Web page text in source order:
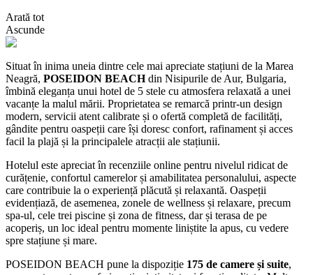
Arată tot
Ascunde
Situat în inima uneia dintre cele mai apreciate stațiuni de la Marea
Neagră, POSEIDON BEACHdin Nisipurile de Aur, Bulgaria,
îmbină eleganța unui hotel de 5 stele cu atmosfera relaxată a unei
vacanțe la malul mării. Proprietatea se remarcă printr-un design
modern, servicii atent calibrate și o ofertă completă de facilități,
gândite pentru oaspeții care își doresc confort, rafinament și acces
facil la plajă și la principalele atracții ale stațiunii.
Hotelul este apreciat în recenziile online pentru nivelul ridicat de
curățenie, confortul camerelor și amabilitatea personalului, aspecte
care contribuie la o experiență plăcută și relaxantă. Oaspeții
evidențiază, de asemenea, zonele de wellness și relaxare, precum
spa-ul, cele trei piscine și zona de fitness, dar și terasa de pe
acoperiș, un loc ideal pentru momente liniștite la apus, cu vedere
spre stațiune și mare.
POSEIDON BEACH pune la dispoziție 175 de camere și suite,